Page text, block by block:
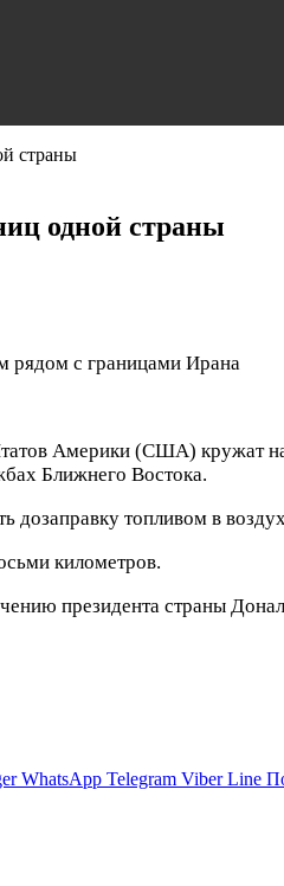
страны
одной страны
рядом с границами Ирана
Америки (США) кружат
Ближнего Востока.
дозаправку топливом в
километров.
президента страны
WhatsApp Telegram Viber Line